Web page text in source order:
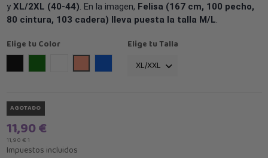
y XL/2XL (40-44). En la imagen, Felisa (167 cm, 100 pecho,
80 cintura, 103 cadera) lleva puesta la talla M/L.
Elige tu Color
Elige tu Talla
AGOTADO
11,90 €
11,90 € 1
Impuestos incluidos